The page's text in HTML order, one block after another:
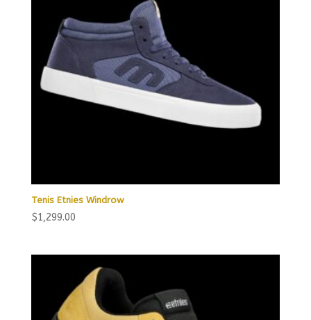
Tenis Etnies Windrow
$1,299.00